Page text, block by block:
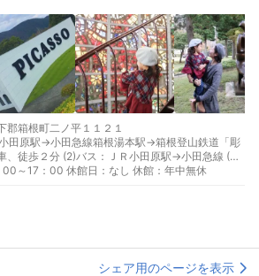
郡箱根町二ノ平１１２１
田原駅→小田急線箱根湯本駅→箱根登山鉄道「彫
ＪＲ小田原駅→小田急線 (3)
IC→小田原厚木道路「箱根口IC」→国道１号線→
→強羅温泉入口右折、約５００ｍ (4)車②：東
１３８号線→宮ノ下交差点右折→強羅温泉入口
00～17：00 休館日：なし 休館：年中無休
シェア用のページを表示